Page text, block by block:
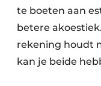
te boeten aan
betere
rekening houdt
kan je beide